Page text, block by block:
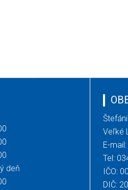
deň
Veľké
E-mail:
Tel:
IČO:
DIČ: